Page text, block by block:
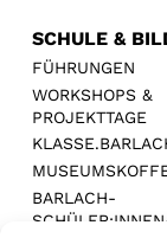
SCHULE &
FÜHRUNGEN
WORKSHOPS &
PROJEKTTAGE
BARLACH-